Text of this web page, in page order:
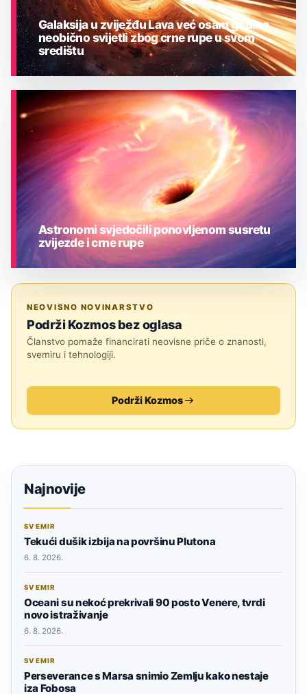
ASTRONOMIJA
Galaksija u zviježđu Lava već osam godina
neobično svijetli zbog crne rupe u svom
središtu
Astronomi svjedočili ponovljenom susretu
zvijezde i crne rupe
NEOVISNO NOVINARSTVO
Podrži Kozmos bez oglasa
Članstvo pomaže financirati neovisne priče o znanosti,
svemiru i tehnologiji.
Podrži Kozmos
Najnovije
SVEMIR
Tekući dušik izbija na površinu Plutona
6. 8. 2026.
SVEMIR
Oceani su nekoć prekrivali 90 posto Venere, tvrdi
novo istraživanje
6. 8. 2026.
SVEMIR
Perseverance s Marsa snimio Zemlju kako nestaje
iza Fobosa